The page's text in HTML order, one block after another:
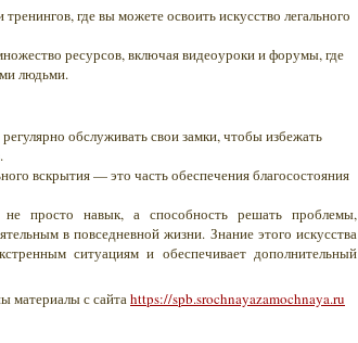
где вы можете освоить искусство легального
ресурсов, включая видеоуроки и форумы, где
людьми.
обслуживать свои замки, чтобы избежать
вскрытия — это часть обеспечения благосостояния
просто навык, а способность решать проблемы,
в повседневной жизни. Знание этого искусства
ситуациям и обеспечивает дополнительный
материалы с сайтаhttps://spb.srochnayazamochnaya.ru